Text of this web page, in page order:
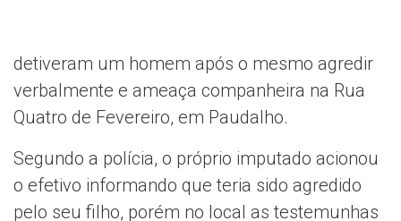
detiveram um homem após o mesmo agredir
verbalmente e ameaça companheira na Rua
Quatro de Fevereiro, em Paudalho.
Segundo a polícia, o próprio imputado acionou
o efetivo informando que teria sido agredido
pelo seu filho, porém no local as testemunhas